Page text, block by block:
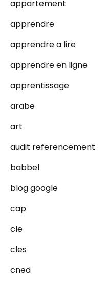
appartement
apprendre
apprendre a lire
apprendre en ligne
apprentissage
arabe
art
audit referencement
babbel
blog google
cap
cle
cles
cned